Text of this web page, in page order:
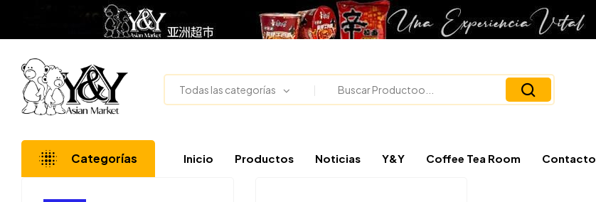
Todas las categorías
Categorías Inicio Productos Noticias Y&Y Coffee Tea Room Contacto